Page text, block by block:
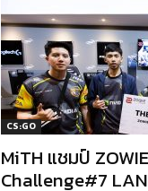
CS:GO
MiTH แชมป์
Challenge#7